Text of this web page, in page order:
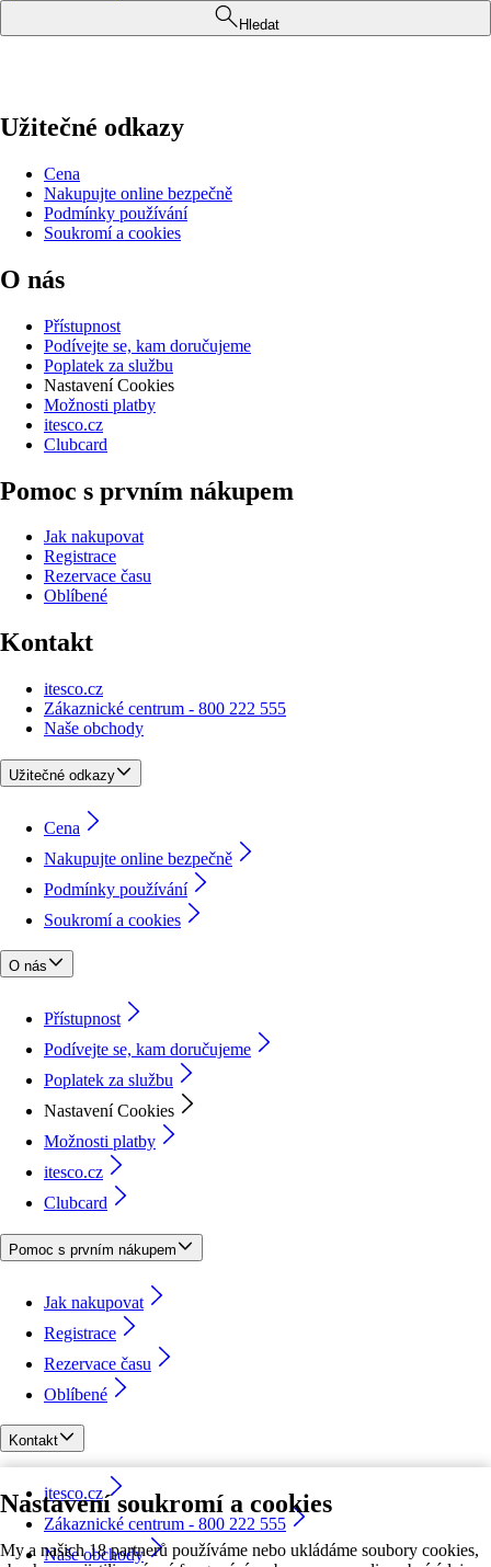
Nastavení soukromí a cookies
My a našich 18 partnerů používáme nebo ukládáme soubory cookies,
Hledat
Užitečné odkazy
Cena
Nakupujte online bezpečně
Podmínky používání
Soukromí a cookies
O nás
Přístupnost
Podívejte se, kam doručujeme
Poplatek za službu
Nastavení Cookies
Možnosti platby
itesco.cz
Clubcard
Pomoc s prvním nákupem
Jak nakupovat
Registrace
Rezervace času
Oblíbené
Kontakt
itesco.cz
Zákaznické centrum - 800 222 555
Naše obchody
Užitečné odkazy
Cena
Nakupujte online bezpečně
Podmínky používání
Soukromí a cookies
O nás
Přístupnost
Podívejte se, kam doručujeme
Poplatek za službu
Nastavení Cookies
Možnosti platby
itesco.cz
Clubcard
Pomoc s prvním nákupem
Jak nakupovat
Registrace
Rezervace času
Oblíbené
Kontakt
itesco.cz
Zákaznické centrum - 800 222 555
Naše obchody